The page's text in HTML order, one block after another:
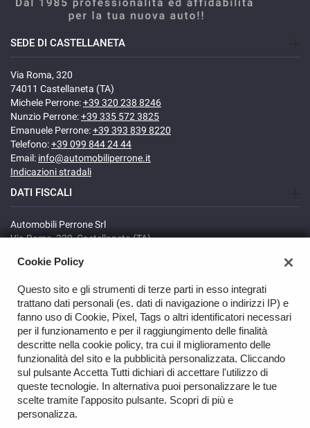
SEDE DI CASTELLANETA
Via Roma, 320
74011 Castellaneta (TA)
Michele Perrone:+39 320 238 8246
Nunzio Perrone:+39 335 572 3825
Emanuele Perrone:+39 393 839 8220
Telefono:+39 099 844 24 44
Email: info@automobiliperrone.it
Indicazioni stradali
DATI FISCALI
Automobili Perrone Srl
Via Roma, 320, Castellaneta (TA)
Registro delle imprese: TA
TORNA IN CIMA
Copyright © 2026 Automobili Perrone Srl - P.IVA 02735640738 -
Leggi l'informativa sulla privacy
Cookie Policy
Questo sito e gli strumenti di terze parti in esso integrati
trattano dati personali (es. dati di navigazione o indirizzi IP) e
fanno uso di Cookie, Pixel, Tags o altri identificatori necessari
per il funzionamento e per il raggiungimento delle finalità
descritte nella cookie policy, tra cui il miglioramento delle
funzionalità del sito e la pubblicità personalizzata. Cliccando
sul pulsante Accetta Tutti dichiari di accettare l'utilizzo di
queste tecnologie. In alternativa puoi personalizzare le tue
scelte tramite l'apposito pulsante. Scopri di più e
personalizza.